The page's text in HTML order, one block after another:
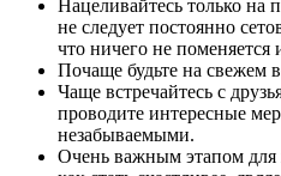
Нацеливайтесь только
не следует постоянно
что ничего не поменяется
Почаще будьте на свежем
Чаще встречайтесь с
проводите интересные
незабываемыми.
Очень важным этапом